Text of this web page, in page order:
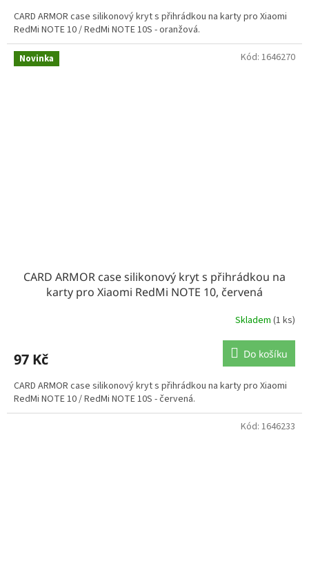
CARD ARMOR case silikonový kryt s přihrádkou na karty pro Xiaomi
RedMi NOTE 10 / RedMi NOTE 10S - oranžová.
Novinka
CARD ARMOR case silikonový kryt s přihrádkou na
karty pro Xiaomi RedMi NOTE 10, červená
Skladem (1 ks)
97 Kč Do košíku
CARD ARMOR case silikonový kryt s přihrádkou na karty pro Xiaomi
RedMi NOTE 10 / RedMi NOTE 10S - červená.
Kód: 1646270
Kód: 1646233